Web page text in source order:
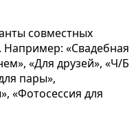
совместных
«Свадебная
«Для друзей», «Ч/Б
пары»,
«Фотосессия для